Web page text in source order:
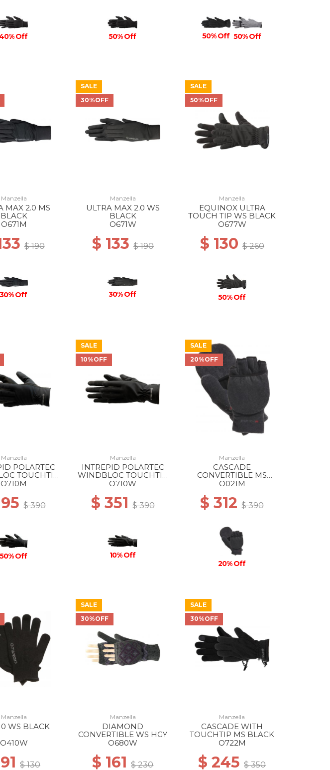
Off 50% Off 50% Off 50% Off
Manzella
MAX 2.0 MS
BLACK
O671M
$ 190
30% Off
SALE
30%OFF
Manzella
ULTRA MAX 2.0 WS
BLACK
O671W
$ 133 $ 190
30% Off
SALE
50%OFF
Manzella
EQUINOX ULTRA
TOUCH TIP WS BLACK
O677W
$ 130 $ 260
50% Off
Manzella
POLARTEC
TOUCHTIP
MS BLACK
O710M
$ 390
50% Off
SALE
10%OFF
Manzella
INTREPID POLARTEC
WINDBLOC TOUCHTIP
GLOVE WS BLACK
O710W
$ 351 $ 390
10% Off
SALE
20%OFF
Manzella
CASCADE
CONVERTIBLE MS
BLACK
O021M
$ 312$ 390
20% Off
Manzella
WS BLACK
O410W
$ 130
SALE
30%OFF
Manzella
DIAMOND
CONVERTIBLE WS HGY
O680W
$ 161$ 230
SALE
30%OFF
Manzella
CASCADE WITH
TOUCHTIP MS BLACK
O722M
$ 245$ 350